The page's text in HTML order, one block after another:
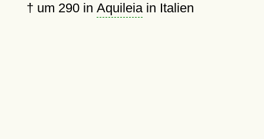
† um 290in Aquileiain Italien